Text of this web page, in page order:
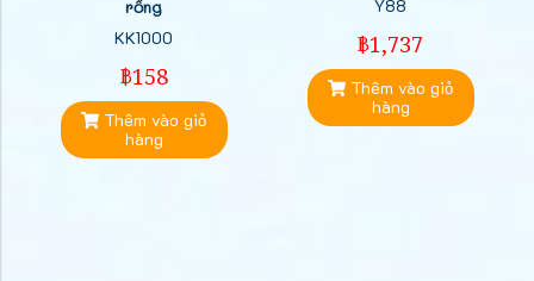
rồng
KK1000
฿158
hàng
Y88
฿1,737
hàng